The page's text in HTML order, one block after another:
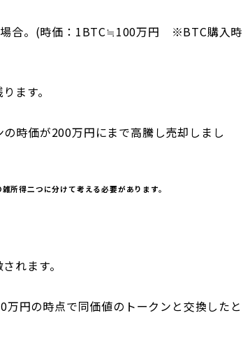
場合。(時価：1BTC≒100万円 ※BTC購入時
ます。
時価が200万円にまで高騰し売却しまし
得二つに分けて考える必要があります。
れます。
円の時点で同価値のトークンと交換したと